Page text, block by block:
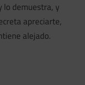
lo demuestra, y
apreciarte,
alejado.